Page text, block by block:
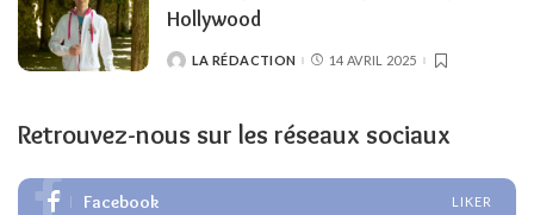
Hollywood
POSTED
LA RÉDACTION 14 AVRIL 2025
Retrouvez-nous sur les réseaux sociaux
Facebook LIKER